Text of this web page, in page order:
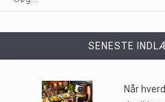
af mennesker…
til…
SENESTE
Når